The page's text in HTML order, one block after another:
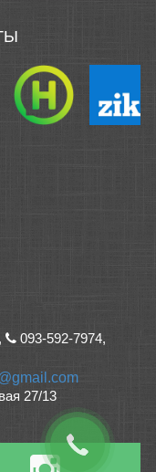
093-592-7974,
27/13